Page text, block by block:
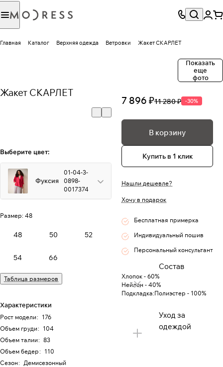
Главная Каталог Верхняя одежда Ветровки Жакет СКАРЛЕТ
Показать
еще
фото
Жакет СКАРЛЕТ
Выберите цвет:
Фуксия
01-04-3-
0898-
0017374
Размер: 48
48 50 52
54 66
Таблица размеров
Характеристики
Рост модели: 176
Объем груди: 104
Объем талии: 83
Объем бедер: 110
Сезон: Демисезонный
7 896 ₽11 280 ₽ -30%
В корзину
Купить в 1 клик
Нашли дешевле?
Хочу в подарок
Бесплатная примерка
Индивидуальный пошив
Персональный консультант
Состав
Хлопок - 60%
Нейлон - 40%
Подкладка:Полиэстер - 100%
Уход за
одеждой